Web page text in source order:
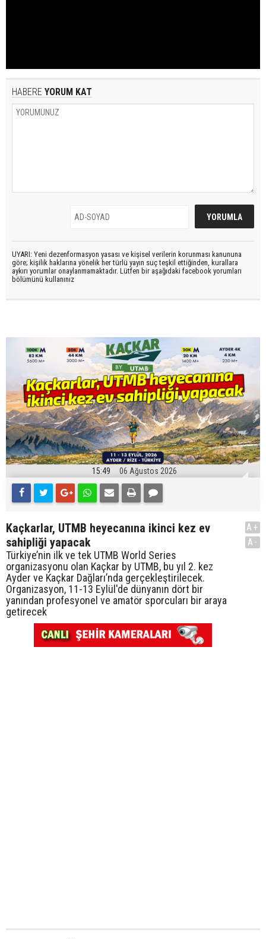
HABERE YORUM KAT
UYARI: Yeni dezenformasyon yasası ve kişisel verilerin korunması kanununa
göre; kişilik haklarına yönelik her türlü yayın suç teşkil ettiğinden, kurallara
aykırı yorumlar onaylanmamaktadır. Lütfen bir aşağıdaki facebook yorumları
bölümünü kullanınız
15:49 06 Ağustos 2026
Kaçkarlar, UTMB heyecanına ikinci kez ev
sahipliği yapacak
Türkiye’nin ilk ve tek UTMB World Series
organizasyonu olan Kaçkar by UTMB, bu yıl 2. kez
Ayder ve Kaçkar Dağları’nda gerçekleştirilecek.
Organizasyon, 11-13 Eylül'de dünyanın dört bir
yanından profesyonel ve amatör sporcuları bir araya
getirecek
A+
A-